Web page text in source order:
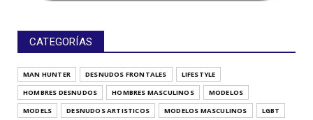
CATEGORÍAS
MAN HUNTER DESNUDOS FRONTALES
LIFESTYLE
HOMBRES DESNUDOS
HOMBRES MASCULINOS
MODELOS
MODELS
DESNUDOS ARTISTICOS MODELOS MASCULINOS
LGBT